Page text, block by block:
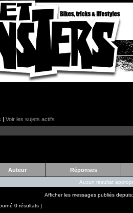
| Voir les sujets actifs
Auteur Réponses
Aucun résultat
Afficher les messages publiés depuis:
0 résultats ]